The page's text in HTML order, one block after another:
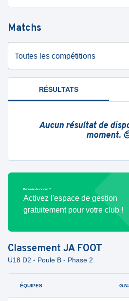
Matchs
Toutes les compétitions
RÉSULTATS
Aucun résultat de
moment.
Bénévole de ce club ?
Activez l'espace de gestion
gratuitement pour votre club !
Classement JA FOOT
U18 D2 - Poule B - Phase 2
ÉQUIPES G-